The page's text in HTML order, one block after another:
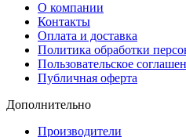
О компании
Контакты
Оплата и доставка
Политика обработки
Пользовательское
Публичная оферта
Дополнительно
Производители